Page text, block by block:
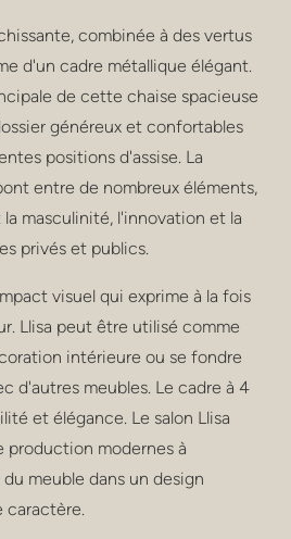
combinée à des vertus
d'un cadre métallique élégant.
de cette chaise spacieuse
généreux et confortables
positions d'assise. La
entre de nombreux éléments,
masculinité, l'innovation et la
privés et publics.
visuel qui exprime à la fois
Llisa peut être utilisé comme
intérieure ou se fondre
d'autres meubles. Le cadre à 4
et élégance. Le salon Llisa
production modernes à
meuble dans un design
caractère.